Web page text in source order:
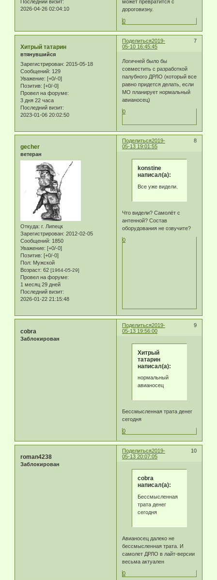
Последний визит:
2026-04-26 02:04:10
может превратится с
дороговизну.
0
Поделиться 7
2019-
05-10 16:45:45
Хитрый татарин
втянувшийся
Зарегистрирован: 2015-05-18
Сообщений: 129
Уважение: [+0/-0]
Позитив: [+0/-0]
Провел на форуме:
3 дня 22 часа
Последний визит:
2023-01-06 20:02:50
Логичней было бы
совместить с разработкой
палубного ДРЛО (который все
равно придется делать, если
МО планирует нормальный
авианосец)
0
Поделиться 8
2019-
05-13 19:01:55
gecher
ветеран
Откуда: г. Липецк
Зарегистрирован: 2012-02-05
Сообщений: 1850
Уважение: [+0/-0]
Позитив: [+0/-0]
Пол: Мужской
Возраст: 62 [1964-05-29]
Провел на форуме:
1 месяц 29 дней
Последний визит:
2026-01-22 21:15:48
konstine
написал(а):
Все уже видели.
Что видели? Самолёт с
антенной? Состав
оборудования не озвучите?
0
Поделиться 9
2019-
05-13 19:56:00
cobra
Заблокирован
Хитрый
татарин
написал(а):
нормальный
авианосец
Бессмысленная трата денег
сегодня
0
Поделиться 10
2019-
05-13 20:07:05
roman4238
Заблокирован
cobra
написал(а):
Бессмысленная
трата денег
сегодня
Авианосец далеко не
бессмысленная трата. И
самолет ДРЛО в лайт-версии
весьма актуален
0